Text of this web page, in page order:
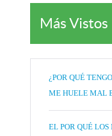
Más Vistos
¿POR QUÉ
ME HUELE MAL
EL POR QUÉ